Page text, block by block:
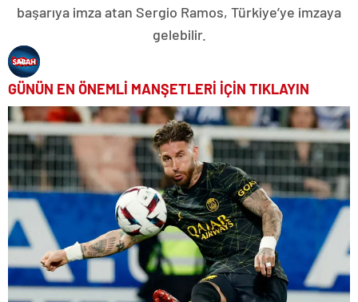
başarıya imza atan Sergio Ramos, Türkiye’ye imzaya
gelebilir.
GÜNÜN EN ÖNEMLİ MANŞETLERİ İÇİN TIKLAYIN